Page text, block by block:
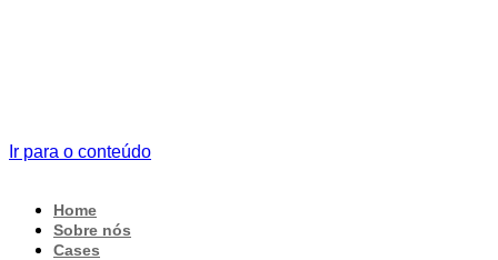
Ir para o conteúdo
Home
Sobre nós
Cases